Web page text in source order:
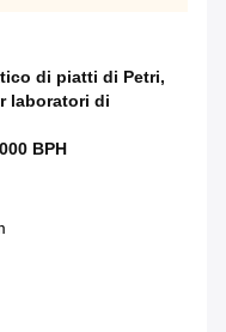
di piatti di Petri,
laboratori di
BPH